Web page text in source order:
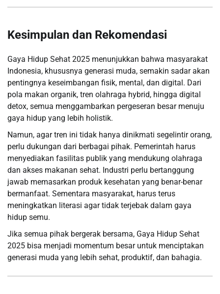
Kesimpulan dan Rekomendasi
Gaya Hidup Sehat 2025 menunjukkan bahwa masyarakat
Indonesia, khususnya generasi muda, semakin sadar akan
pentingnya keseimbangan fisik, mental, dan digital. Dari
pola makan organik, tren olahraga hybrid, hingga digital
detox, semua menggambarkan pergeseran besar menuju
gaya hidup yang lebih holistik.
Namun, agar tren ini tidak hanya dinikmati segelintir orang,
perlu dukungan dari berbagai pihak. Pemerintah harus
menyediakan fasilitas publik yang mendukung olahraga
dan akses makanan sehat. Industri perlu bertanggung
jawab memasarkan produk kesehatan yang benar-benar
bermanfaat. Sementara masyarakat, harus terus
meningkatkan literasi agar tidak terjebak dalam gaya
hidup semu.
Jika semua pihak bergerak bersama, Gaya Hidup Sehat
2025 bisa menjadi momentum besar untuk menciptakan
generasi muda yang lebih sehat, produktif, dan bahagia.